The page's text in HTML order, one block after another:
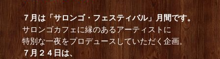
７月は「サロンゴ・フェスティバル」月間です。
サロンゴカフェに縁のあるアーティストに
特別な一夜をプロデュースしていただく企画。
７月２４日は、